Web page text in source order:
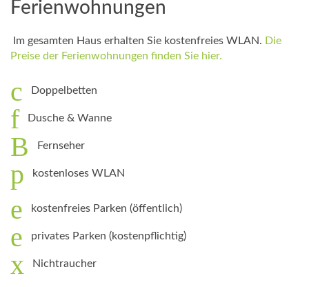
Ferienwohnungen
Im gesamten Haus erhalten Sie kostenfreies WLAN. Die
Preise der Ferienwohnungen finden Sie hier.
Doppelbetten
Dusche & Wanne
Fernseher
kostenloses WLAN
kostenfreies Parken (öffentlich)
privates Parken (kostenpflichtig)
Nichtraucher